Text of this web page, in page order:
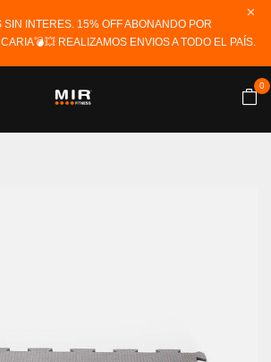
SIN INTERES. 15% OFF ABONANDO POR
REALIZAMOS ENVIOS A TODO EL PAÍS.
0